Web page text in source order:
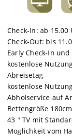
Check-In: ab 15.00
Check-Out: bis
Early Check-In
kostenlose
Abreisetag
kostenlose
Abholservice auf
Bettengröße
43 " TV mit
Möglichkeit vom